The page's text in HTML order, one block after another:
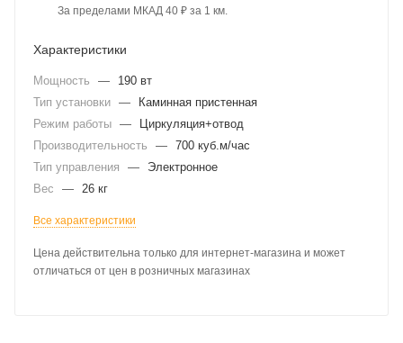
За пределами МКАД 40 ₽ за 1 км.
Характеристики
Мощность —
190 вт
Тип установки —
Каминная пристенная
Режим работы —
Циркуляция+отвод
Производительность
— 700 куб.м/час
Тип управления
—
Электронное
Вес
— 26 кг
Все характеристики
Цена действительна только для интернет-магазина и может
отличаться от цен в розничных магазинах